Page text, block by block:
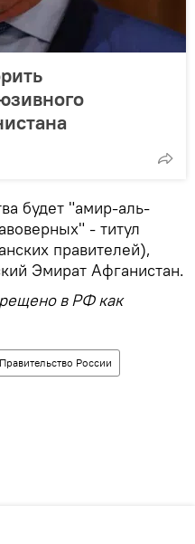
будет "амир-аль-
- титул
правителей),
Эмират Афганистан.
в РФ как
Правительство России